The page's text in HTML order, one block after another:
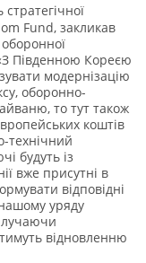
Fund, закликав
Південною Кореєю
модернізацію
оборонно-
то тут також
коштів
технічний
будуть із
вже присутні в
відповідні
уряду
відновленню